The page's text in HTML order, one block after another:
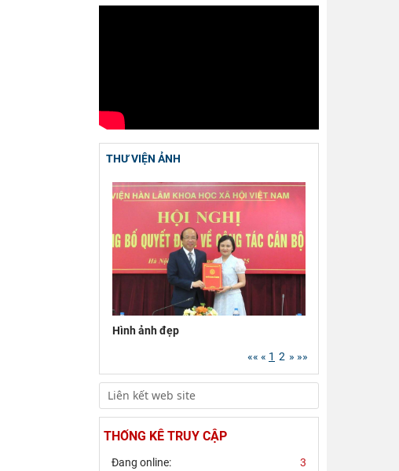
Viện Hàn lâm Khoa
học xã hội Việt Nam
tham dự Hội nghị
Chủ tịch Viện Hàn lâm
Khoa học xã hội Việt
Nam tiếp và làm việc…
THƯ VIỆN ẢNH
Hình ảnh đẹp
«« « 1 2 » »»
THỐNG KÊ TRUY CẬP
Đang online: 3